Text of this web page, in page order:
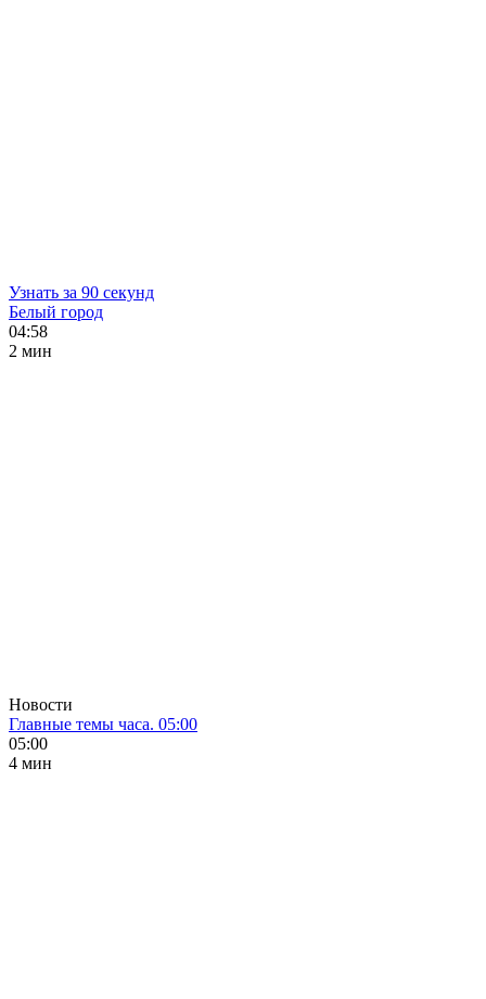
Узнать за 90 секунд
Белый город
04:58
2 мин
Новости
Главные темы часа. 05:00
05:00
4 мин